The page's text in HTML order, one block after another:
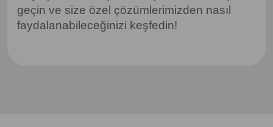
geçin ve size özel çözümlerimizden nasıl
faydalanabileceğinizi keşfedin!